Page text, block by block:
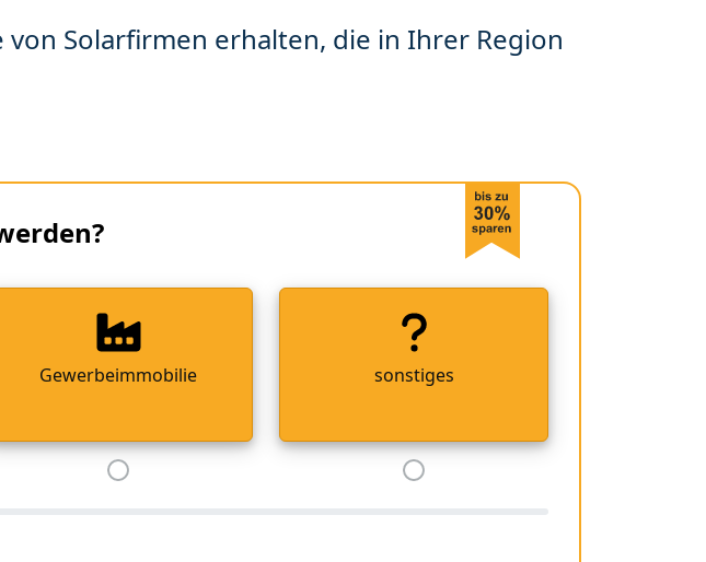
Solarfirmen erhalten, die in Ihrer Region
Gewerbeimmobilie sonstiges